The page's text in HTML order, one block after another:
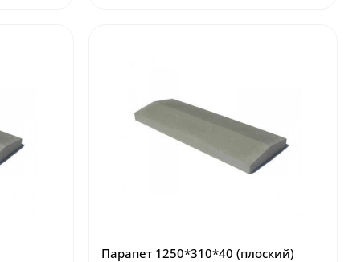
Парапет 1250*310*40 (плоский)